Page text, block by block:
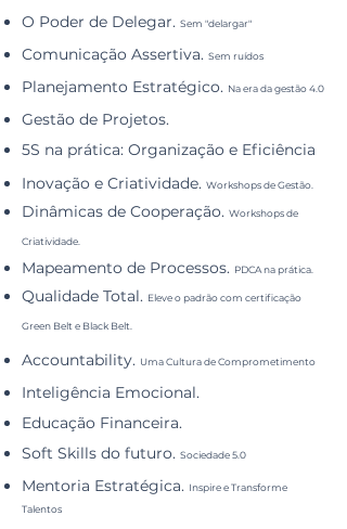
O Poder de Delegar. Sem "delargar"
Comunicação Assertiva. Sem ruídos
Planejamento Estratégico. Na era da gestão 4.0
Gestão de Projetos.
5S na prática: Organização e Eficiência
Inovação e Criatividade. Workshops de Gestão.
Dinâmicas de Cooperação. Workshops de
Criatividade.
Mapeamento de Processos. PDCA na prática.
Qualidade Total. Eleve o padrão com certificação
Green Belt e Black Belt.
Accountability. Uma Cultura de Comprometimento
Inteligência Emocional.
Educação Financeira.
Soft Skills do futuro. Sociedade 5.0
Mentoria Estratégica. Inspire e Transforme
Talentos